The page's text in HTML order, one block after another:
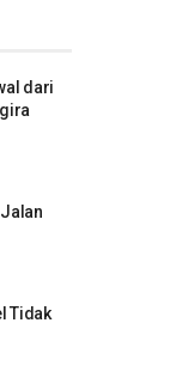
dari
Tidak